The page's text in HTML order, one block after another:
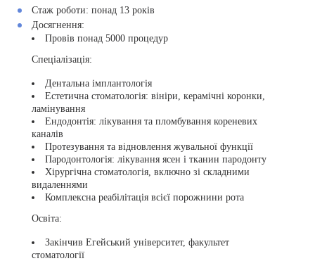
Стаж роботи: понад 13 років
Досягнення:
Провів понад 5000 процедур
Спеціалізація:
Дентальна імплантологія
Естетична стоматологія: вініри, керамічні коронки,
ламінування
Ендодонтія: лікування та пломбування кореневих
каналів
Протезування та відновлення жувальної функції
Пародонтологія: лікування ясен і тканин пародонту
Хірургічна стоматологія, включно зі складними
видаленнями
Комплексна реабілітація всієї порожнини рота
Освіта:
Закінчив Егейський університет, факультет
стоматології